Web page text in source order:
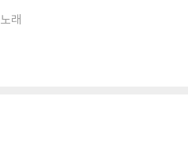
노래